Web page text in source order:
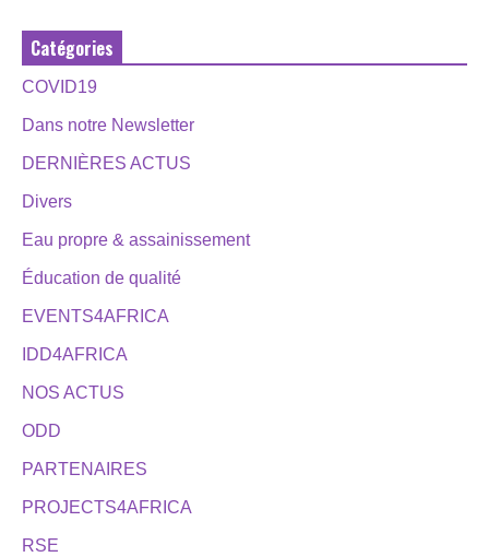
Catégories
COVID19
Dans notre Newsletter
DERNIÈRES ACTUS
Divers
Eau propre & assainissement
Éducation de qualité
EVENTS4AFRICA
IDD4AFRICA
NOS ACTUS
ODD
PARTENAIRES
PROJECTS4AFRICA
RSE